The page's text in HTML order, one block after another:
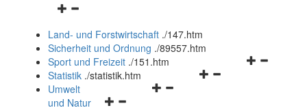
Navigationsmenü
und
schließen
Land- und Forstwirtschaft ./147.htm
Sicherheit und Ordnung ./89557.htm
Navigationsmenü
Sport und Freizeit ./151.htm
Navigationsmenü
Statistik ./statistik.htm
Navigationsmenü
Umwelt
und Natur